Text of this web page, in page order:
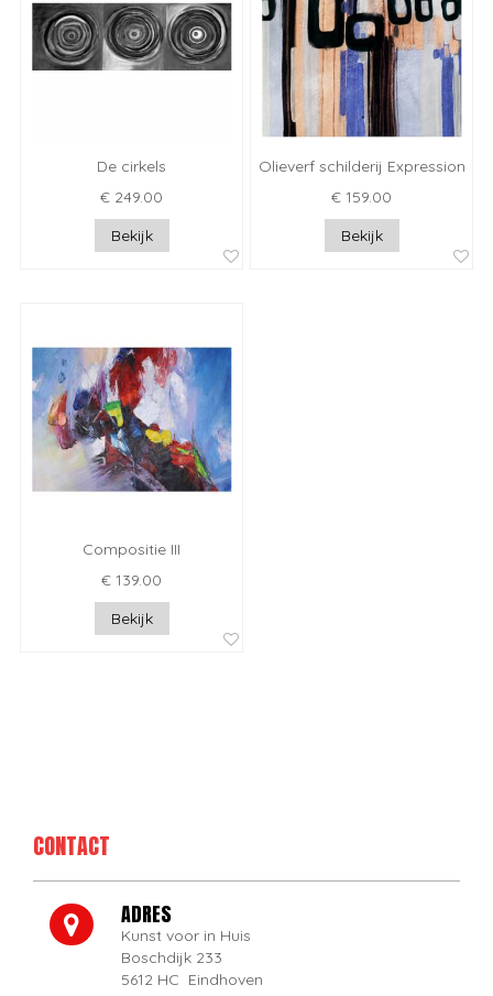
De cirkels
€ 249.00
Bekijk
Olieverf schilderij Expression
€ 159.00
Bekijk
Compositie III
€ 139.00
Bekijk
CONTACT
ADRES
Kunst voor in Huis
Boschdijk 233
5612 HC Eindhoven